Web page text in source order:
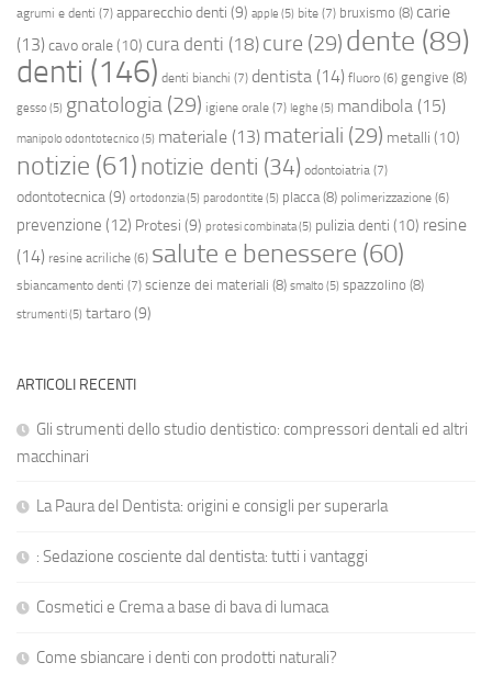
agrumi e denti (7) apparecchio denti (9) apple (5) bite (7) bruxismo (8) carie
(13) cavo orale(10) cura denti (18) cure (29) dente (89)
denti (146) denti bianchi (7) dentista (14) fluoro (6) gengive (8)
gesso(5) gnatologia (29) igiene orale (7) leghe (5) mandibola (15)
manipolo odontotecnico(5) materiale (13) materiali (29) metalli (10)
notizie (61) notizie denti (34) odontoiatria (7)
odontotecnica (9) ortodonzia(5) parodontite (5) placca(8) polimerizzazione (6)
prevenzione (12) Protesi (9) protesi combinata(5) pulizia denti (10) resine
(14) resine acriliche (6) salute e benessere (60)
sbiancamento denti (7) scienze dei materiali (8) smalto(5) spazzolino (8)
strumenti(5) tartaro(9)
ARTICOLI RECENTI
Gli strumenti dello studio dentistico: compressori dentali ed altri
macchinari
La Paura del Dentista: origini e consigli per superarla
: Sedazione cosciente dal dentista: tutti i vantaggi
Cosmetici e Crema a base di bava di lumaca
Come sbiancare i denti con prodotti naturali?